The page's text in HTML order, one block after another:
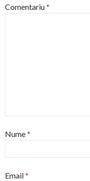
Comentariu*
Nume*
Email*